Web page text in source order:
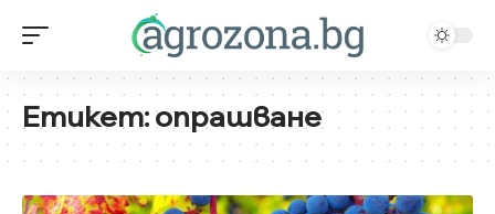
Етикет:опрашване